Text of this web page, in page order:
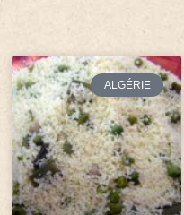
ALGÉRIE